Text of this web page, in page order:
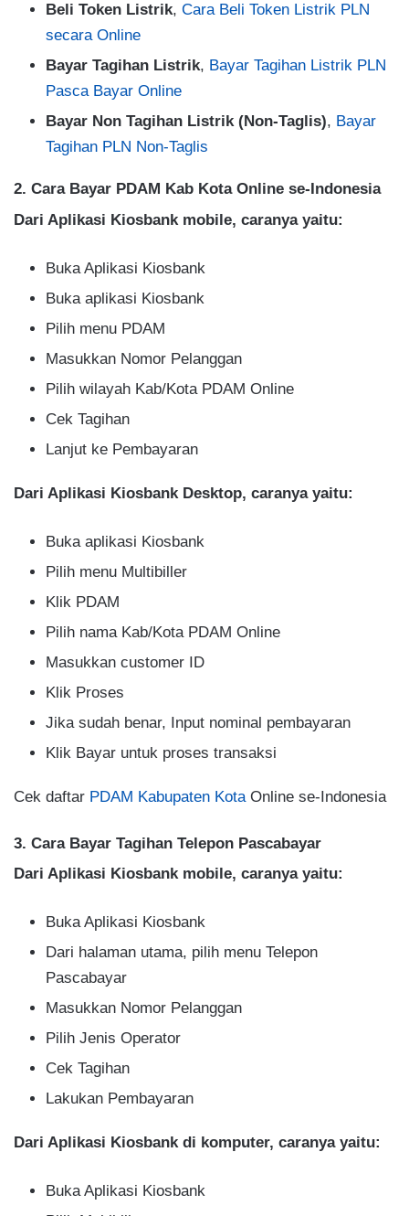
Beli Token Listrik, Cara Beli Token Listrik PLN
secara Online
Bayar Tagihan Listrik, Bayar Tagihan Listrik PLN
Pasca Bayar Online
Bayar Non Tagihan Listrik (Non-Taglis), Bayar
Tagihan PLN Non-Taglis
2. Cara Bayar PDAM Kab Kota Online se-Indonesia
Dari Aplikasi Kiosbank mobile, caranya yaitu:
Buka Aplikasi Kiosbank
Buka aplikasi Kiosbank
Pilih menu PDAM
Masukkan Nomor Pelanggan
Pilih wilayah Kab/Kota PDAM Online
Cek Tagihan
Lanjut ke Pembayaran
Dari Aplikasi Kiosbank Desktop, caranya yaitu:
Buka aplikasi Kiosbank
Pilih menu Multibiller
Klik PDAM
Pilih nama Kab/Kota PDAM Online
Masukkan customer ID
Klik Proses
Jika sudah benar, Input nominal pembayaran
Klik Bayar untuk proses transaksi
Cek daftar PDAM Kabupaten KotaOnline se-Indonesia
3. Cara Bayar Tagihan Telepon Pascabayar
Dari Aplikasi Kiosbank mobile, caranya yaitu:
Buka Aplikasi Kiosbank
Dari halaman utama, pilih menu Telepon
Pascabayar
Masukkan Nomor Pelanggan
Pilih Jenis Operator
Cek Tagihan
Lakukan Pembayaran
Dari Aplikasi Kiosbank di komputer, caranya yaitu:
Buka Aplikasi Kiosbank